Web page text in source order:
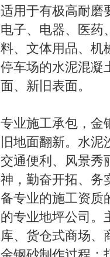
适用于有极高耐磨
电子、电器、医药
料、文体用品、机
停车场的水泥混凝
面、新旧表面。
专业施工承包，金
旧地面翻新。水
交通便利、风景秀
神，勤奋开拓、务
备专业的施工资质
的专业地坪公司。
库、货仓式商场、